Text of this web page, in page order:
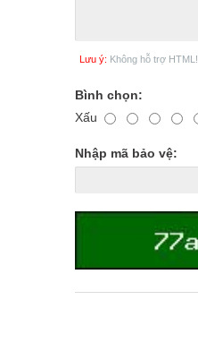
Lưu ý: Không hỗ trợ HTML!
Bình chọn:
Xấu
Nhập mã bảo vệ: